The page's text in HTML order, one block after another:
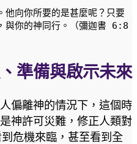
他向你所要的是甚麼呢？只要
與你的神同行。（彌迦書 6:8
準備與啟示未來
偏離神的情況下，這個時
神許可災難，修正人類對
危機來臨，甚至看到全